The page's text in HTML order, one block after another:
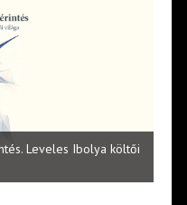
Leveles Ibolya költői